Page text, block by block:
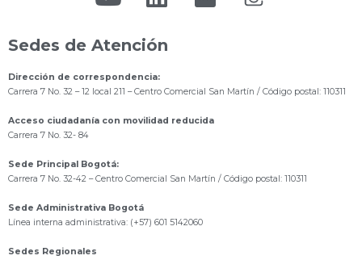
Sedes de Atención
Dirección de correspondencia:
Carrera 7 No. 32 – 12 local 211 – Centro Comercial San Martín / Código postal: 110311
Acceso ciudadanía con movilidad reducida
Carrera 7 No. 32- 84
Sede Principal Bogotá:
Carrera 7 No. 32-42 – Centro Comercial San Martín / Código postal: 110311
Sede Administrativa Bogotá
Línea interna administrativa: (+57) 601 5142060
Sedes Regionales